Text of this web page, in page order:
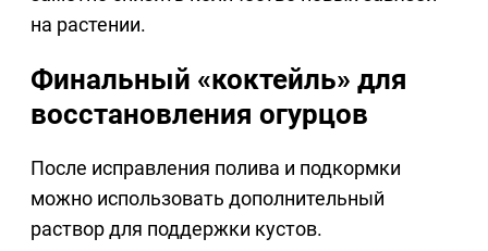
на растении.
Финальный «коктейль» для
восстановления огурцов
После исправления полива и подкормки
можно использовать дополнительный
раствор для поддержки кустов.